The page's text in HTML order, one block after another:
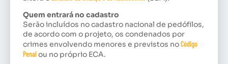
Quem entrará no cadastro
Serão incluídos no cadastro nacional de pedófilos,
de acordo com o projeto, os condenados por
crimes envolvendo menores e previstos noCódigo
Penalou no próprio ECA.